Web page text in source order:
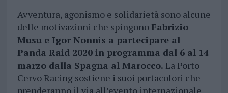
Avventura, agonismo e solidarietà sono alcune
delle motivazioni che spingono Fabrizio
Musu e Igor Nonnis a partecipare al
Panda Raid 2020 in programma dal 6 al 14
marzo dalla Spagna al Marocco. La Porto
Cervo Racing sostiene i suoi portacolori che